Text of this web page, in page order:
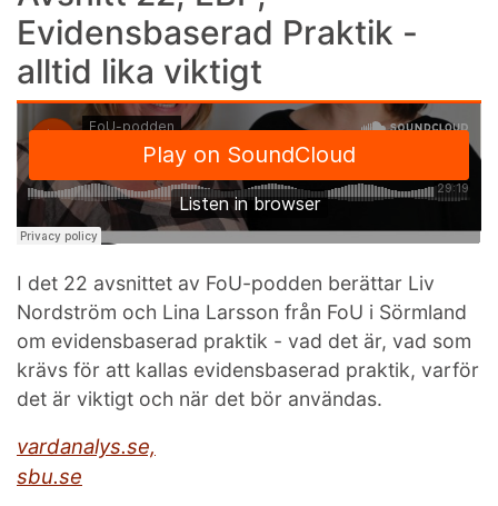
Evidensbaserad Praktik -
alltid lika viktigt
I det 22 avsnittet av FoU-podden berättar Liv
Nordström och Lina Larsson från FoU i Sörmland
om evidensbaserad praktik - vad det är, vad som
krävs för att kallas evidensbaserad praktik, varför
det är viktigt och när det bör användas.
vardanalys.se,
sbu.se